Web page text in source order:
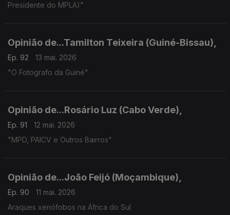
Presidente do MPLA)"
Opinião de...Tamilton Teixeira (Guiné-Bissau),
Ep. 92
13 mai. 2026
"O Fotografo da Guiné"
Opinião de...Rosário Luz (Cabo Verde),
Ep. 91
12 mai. 2026
"MPD, PAICV e Outros Bairros"
Opinião de...João Feijó (Moçambique),
Ep. 90
11 mai. 2026
Araques xenófobos na África do Sul